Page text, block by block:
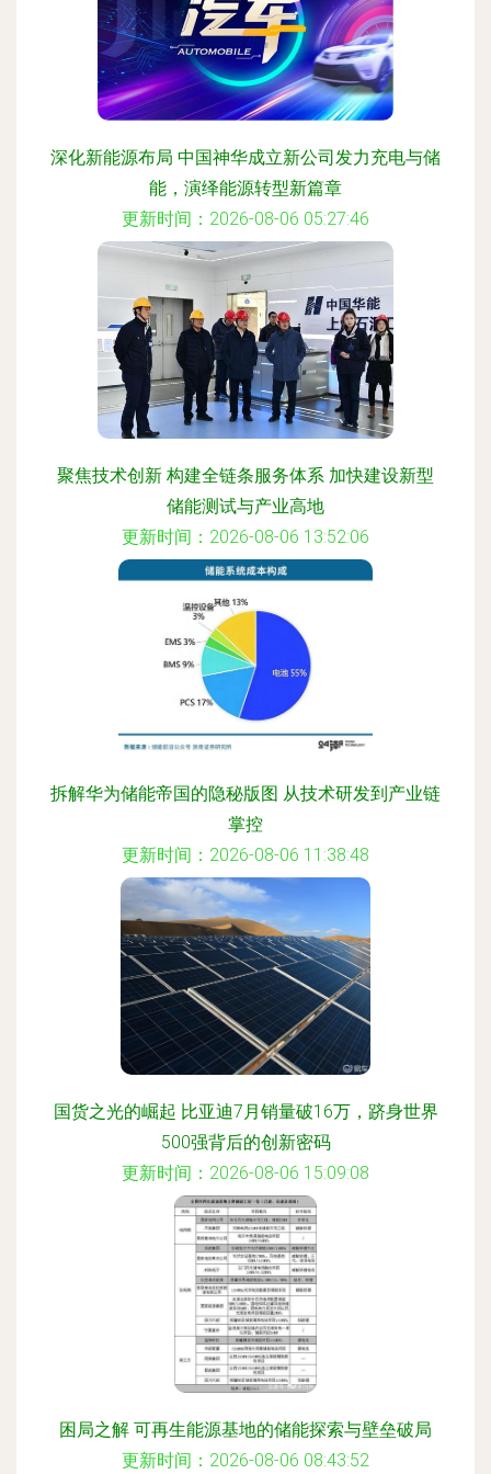
深化新能源布局 中国神华成立新公司发力充电与储
能，演绎能源转型新篇章
更新时间：2026-08-06 05:27:46
聚焦技术创新 构建全链条服务体系 加快建设新型
储能测试与产业高地
更新时间：2026-08-06 13:52:06
拆解华为储能帝国的隐秘版图 从技术研发到产业链
掌控
更新时间：2026-08-06 11:38:48
国货之光的崛起 比亚迪7月销量破16万，跻身世界
500强背后的创新密码
更新时间：2026-08-06 15:09:08
困局之解 可再生能源基地的储能探索与壁垒破局
更新时间：2026-08-06 08:43:52